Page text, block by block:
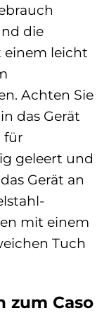
die
einem leicht
Achten Sie
das Gerät
für
geleert und
Gerät an
mit einem
Tuch
zum Caso